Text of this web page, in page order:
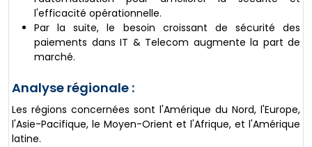
l'efficacité opérationnelle.
Par la suite, le besoin croissant de sécurité des
paiements dans IT & Telecom augmente la part de
marché.
Analyse régionale :
Les régions concernées sont l'Amérique du Nord, l'Europe,
l'Asie-Pacifique, le Moyen-Orient et l'Afrique, et l'Amérique
latine.